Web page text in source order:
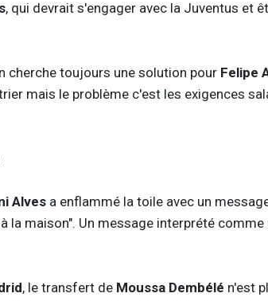
, qui devrait s'engager avec la Juventus et
cherche toujours une solution pour Felipe
mais le problème c'est les exigences
Alvesa enflammé la toile avec un
la maison". Un message interprété
, le transfert de Moussa Dembélé n'est